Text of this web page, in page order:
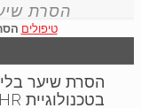
הסרת
טיפולים
הסרת שיער
בטכנולוגיית SHR